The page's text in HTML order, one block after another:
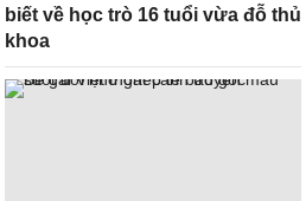
biết về học trò 16 tuổi vừa đỗ thủ
khoa